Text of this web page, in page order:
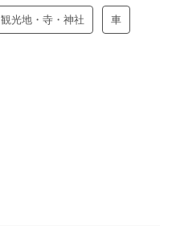
観光地・寺・神社 車